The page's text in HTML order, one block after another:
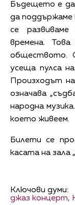
Бъдещето е
да поддържаме
се
времена.
обществото.
усеща пулса
Произходът
означава
народна
което живеем.
Билети се
касата на зала
Ключови думи:
джаз концерт,